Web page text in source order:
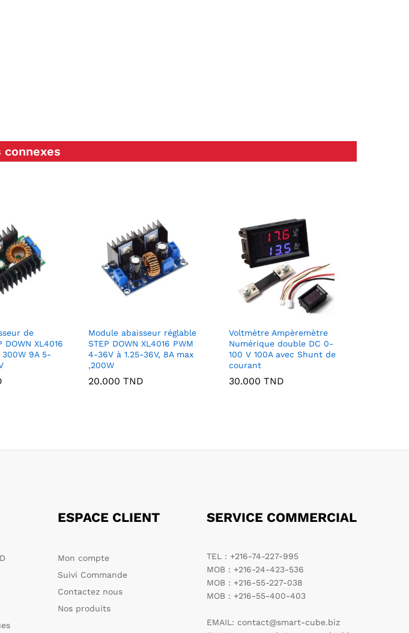
de
DOWN XL4016
300W 9A 5-
Module abaisseur réglable
STEP DOWN XL4016 PWM
4-36V à 1.25-36V, 8A max
,200W
20.000 TND
Voltmètre Ampèremètre
Numérique double DC 0-
100 V 100A avec Shunt de
courant
30.000 TND
ESPACE CLIENT
Mon compte
Suivi Commande
Contactez nous
Nos produits
SERVICE COMMERCIAL
TEL : +216-74-227-995
MOB : +216-24-423-536
MOB : +216-55-227-038
MOB : +216-55-400-403
EMAIL: contact@smart-cube.biz